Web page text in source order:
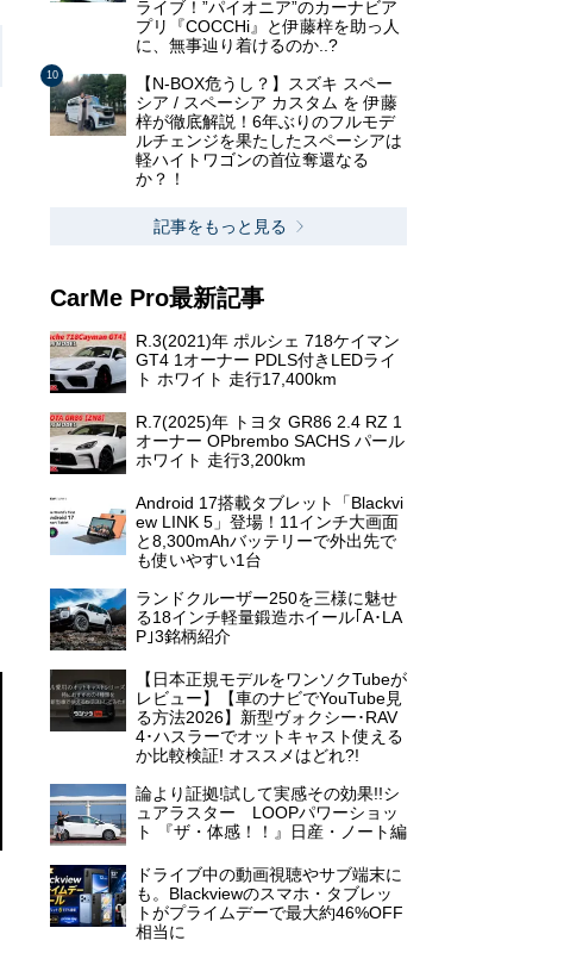
ライブ！”パイオニア”のカーナビア
プリ『COCCHi』と伊藤梓を助っ人
に、無事辿り着けるのか..?
【N-BOX危うし？】スズキ スペー
シア / スペーシア カスタム を 伊藤
梓が徹底解説！6年ぶりのフルモデ
ルチェンジを果たしたスペーシアは
軽ハイトワゴンの首位奪還なる
か？！
記事をもっと見る
CarMe Pro最新記事
R.3(2021)年 ポルシェ 718ケイマン
GT4 1オーナー PDLS付きLEDライ
ト ホワイト 走行17,400km
R.7(2025)年 トヨタ GR86 2.4 RZ 1
オーナー OPbrembo SACHS パール
ホワイト 走行3,200km
Android 17搭載タブレット「Blackvi
ew LINK 5」登場！11インチ大画面
と8,300mAhバッテリーで外出先で
も使いやすい1台
ランドクルーザー250を三様に魅せ
る18インチ軽量鍛造ホイール｢A･LA
P｣3銘柄紹介
【日本正規モデルをワンソクTubeが
レビュー】【車のナビでYouTube見
る方法2026】新型ヴォクシー･RAV
4･ハスラーでオットキャスト使える
か比較検証! オススメはどれ?!
論より証拠!試して実感その効果!!シ
ュアラスター LOOPパワーショッ
ト 『ザ・体感！！』日産・ノート編
ドライブ中の動画視聴やサブ端末に
も。Blackviewのスマホ・タブレッ
トがプライムデーで最大約46%OFF
相当に